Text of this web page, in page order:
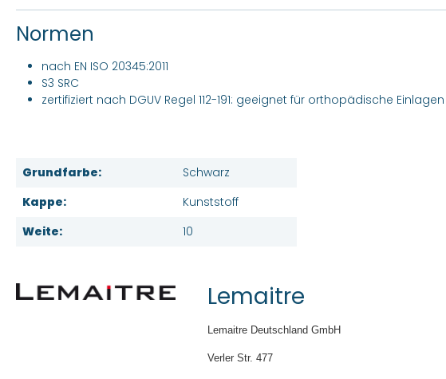
Normen
nach EN ISO 20345:2011
S3 SRC
zertifiziert nach DGUV Regel 112-191: geeignet für orthopädische Einlagen
Grundfarbe:
Schwarz
Kappe:
Kunststoff
Weite:
10
Lemaitre
Lemaitre Deutschland GmbH
Verler Str. 477